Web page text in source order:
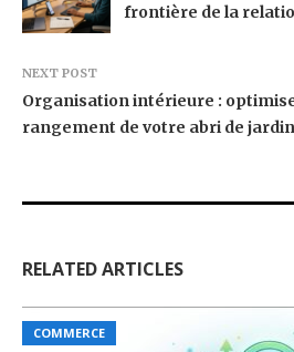
frontière de la
NEXT POST
Organisation intérieure :
rangement de votre abri de jardin
RELATED ARTICLES
COMMERCE